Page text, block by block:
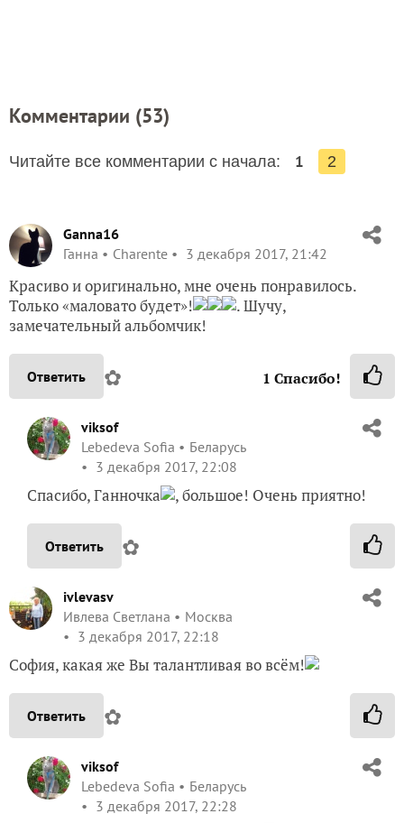
Комментарии (53)
Читайте все комментарии с начала: 1 2
Ganna16
Ганна
Charente 3 декабря 2017, 21:42
Красиво и оригинально, мне очень понравилось.
Только «маловато будет»!
. Шучу,
замечательный альбомчик!
Ответить ✿ 1 Спасибо!
viksof
Lebedeva Sofia
Беларусь
3 декабря 2017, 22:08
Спасибо, Ганночка , большое! Очень приятно!
Ответить ✿
ivlevasv
Ивлева Светлана
Москва
3 декабря 2017, 22:18
София, какая же Вы талантливая во всём!
Ответить ✿
viksof
Lebedeva Sofia
Беларусь
3 декабря 2017, 22:28